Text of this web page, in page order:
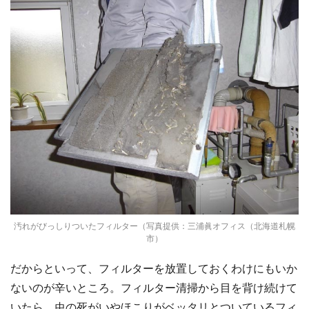
汚れがびっしりついたフィルター（写真提供：三浦眞オフィス（北海道札幌
市）
だからといって、フィルターを放置しておくわけにもいか
ないのが辛いところ。フィルター清掃から目を背け続けて